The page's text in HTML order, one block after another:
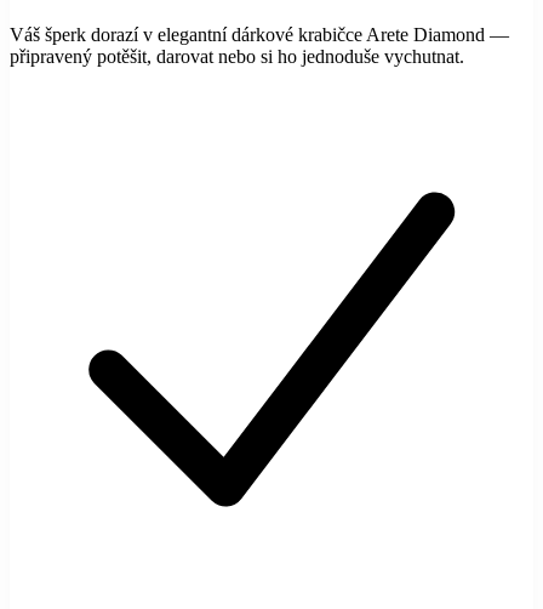
Váš šperk dorazí v elegantní dárkové krabičce Arete Diamond —
připravený potěšit, darovat nebo si ho jednoduše vychutnat.